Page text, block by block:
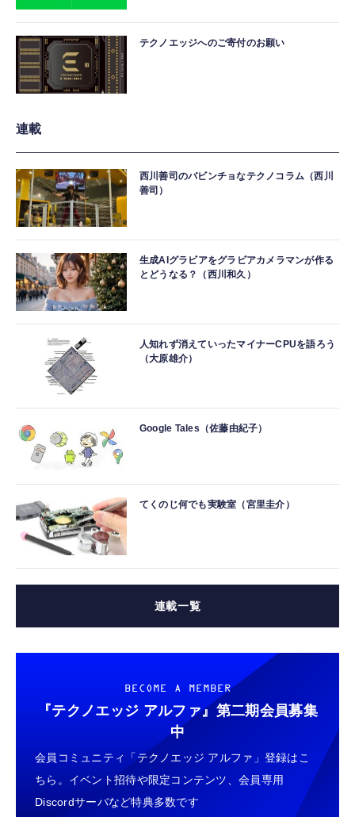
テクノエッジへのご寄付のお願い
連載
西川善司のバビンチョなテクノコラム（西川
善司）
生成AIグラビアをグラビアカメラマンが作る
とどうなる？（西川和久）
人知れず消えていったマイナーCPUを語ろう
（大原雄介）
Google Tales（佐藤由紀子）
てくのじ何でも実験室（宮里圭介）
連載一覧
BECOME A MEMBER
『テクノエッジ アルファ』 第二期会員募集
中
会員コミュニティ「テクノエッジ アルファ」登録はこ
ちら。イベント招待や限定コンテンツ、会員専用
Discordサーバなど特典多数です